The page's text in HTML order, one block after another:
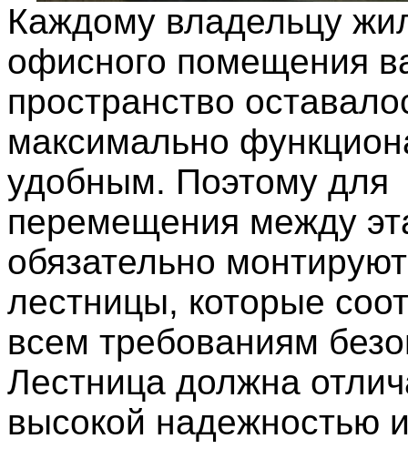
Каждому владельцу
офисного помещения
пространство
максимально
удобным. Поэтому для
перемещения между
обязательно
лестницы, которые
всем требованиям
Лестница должна
высокой надежностью